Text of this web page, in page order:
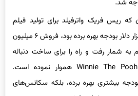
ریس فریک واترفیلد برای تولید فیلم
اسلشر خود از تنها ۱۰۰ هزار دلار بودجه بهره برده بود، فروش ۶ میلیون
به شمار رفت و راه را برای ساخت دنباله
Winnie The Pooh: Blood and Honey هموار نموده است.
بودجه بیشتری بهره برده، بلکه سکانس‌های
نیز به تصویر خواهد کشید.